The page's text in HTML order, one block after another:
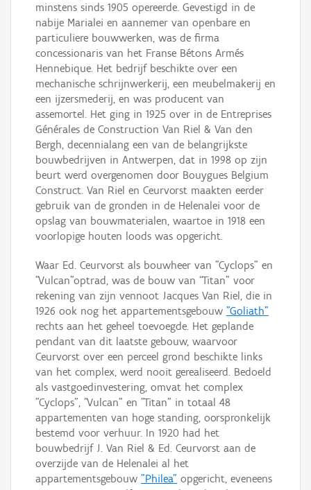
minstens sinds 1905 opereerde. Gevestigd in de
nabije Marialei en aannemer van openbare en
particuliere bouwwerken, was de firma
concessionaris van het Franse Bétons Armés
Hennebique. Het bedrijf beschikte over een
mechanische schrijnwerkerij, een meubelmakerij en
een ijzersmederij, en was producent van
assemortel. Het ging in 1925 over in de Entreprises
Générales de Construction Van Riel & Van den
Bergh, decennialang een van de belangrijkste
bouwbedrijven in Antwerpen, dat in 1998 op zijn
beurt werd overgenomen door Bouygues Belgium
Construct. Van Riel en Ceurvorst maakten eerder
gebruik van de gronden in de Helenalei voor de
opslag van bouwmaterialen, waartoe in 1918 een
voorlopige houten loods was opgericht.
Waar Ed. Ceurvorst als bouwheer van "Cyclops" en
"Vulcan"optrad, was de bouw van “Titan” voor
rekening van zijn vennoot Jacques Van Riel, die in
1926 ook nog het appartementsgebouw "Goliath"
rechts aan het geheel toevoegde. Het geplande
pendant van dit laatste gebouw, waarvoor
Ceurvorst over een perceel grond beschikte links
van het complex, werd nooit gerealiseerd. Bedoeld
als vastgoedinvestering, omvat het complex
"Cyclops", "Vulcan" en "Titan" in totaal 48
appartementen van hoge standing, oorspronkelijk
bestemd voor verhuur. In 1920 had het
bouwbedrijf J. Van Riel & Ed. Ceurvorst aan de
overzijde van de Helenalei al het
appartementsgebouw "Philea" opgericht, eveneens